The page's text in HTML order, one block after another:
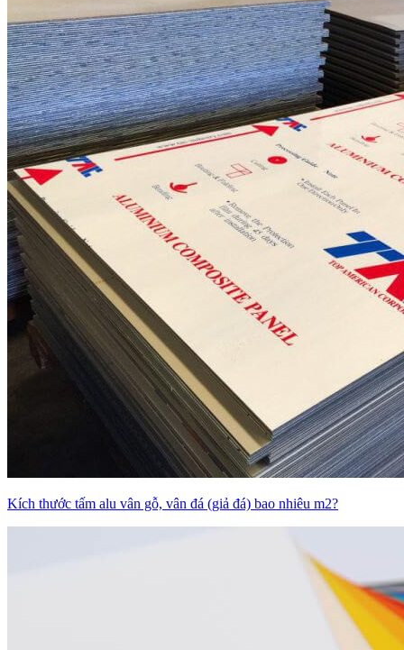
Kích thước tấm alu vân gỗ, vân đá (giả đá) bao nhiêu m2?